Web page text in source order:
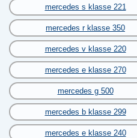
mercedes s klasse 221
mercedes r klasse 350
mercedes v klasse 220
mercedes e klasse 270
mercedes g 500
mercedes b klasse 299
mercedes e klasse 240